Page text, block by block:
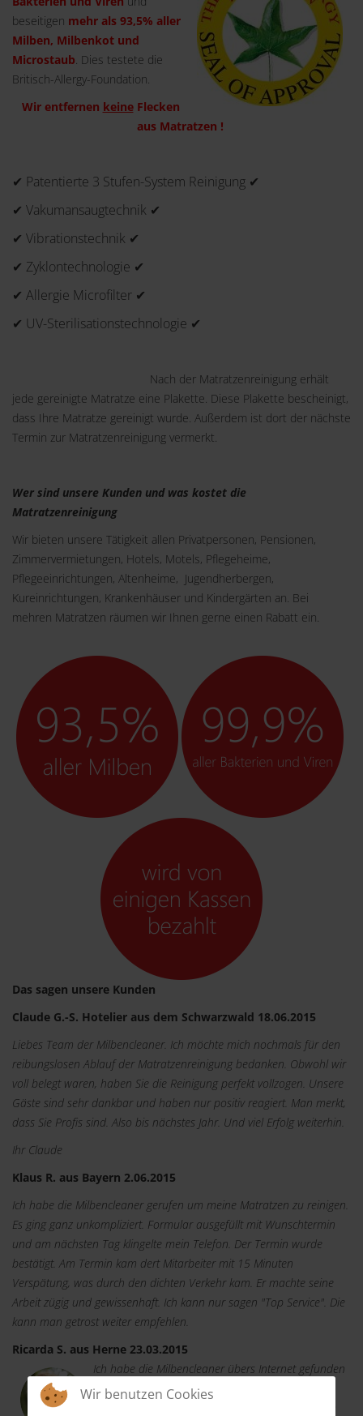
beseitigen mehr als 93,5% aller
Milben, Milbenkot und
Microstaub. Dies testete die
Britisch-Allergy-Foundation.
Wir entfernen keineFlecken
aus Matratzen !
✔ Patentierte 3 Stufen-System Reinigung ✔
✔ Vakumansaugtechnik ✔
✔ Vibrationstechnik ✔
✔ Zyklontechnologie ✔
✔ Allergie Microfilter ✔
✔ UV-Sterilisationstechnologie ✔
Nach der Matratzenreinigung erhält
jede gereinigte Matratze eine Plakette. Diese Plakette bescheinigt,
dass Ihre Matratze gereinigt wurde. Außerdem ist dort der nächste
Termin zur Matratzenreinigung vermerkt.
Wer sind unsere Kunden und was kostet die
Matratzenreinigung
Wir bieten unsere Tätigkeit allen Privatpersonen, Pensionen,
Zimmervermietungen, Hotels, Motels, Pflegeheime,
Pflegeeinrichtungen, Altenheime, Jugendherbergen,
Kureinrichtungen, Krankenhäuser und Kindergärten an. Bei
mehren Matratzen räumen wir Ihnen gerne einen Rabatt ein.
Das sagen unsere Kunden
Claude G.-S. Hotelier aus dem Schwarzwald 18.06.2015
Liebes Team der Milbencleaner. Ich möchte mich nochmals für den
reibungslosen Ablauf der Matratzenreinigung bedanken. Obwohl wir
voll belegt waren, haben Sie die Reinigung perfekt vollzogen. Unsere
Gäste sind sehr dankbar und haben nur positiv reagiert. Man merkt,
dass Sie Profis sind. Also bis nächstes Jahr. Und viel Erfolg weiterhin.
Ihr Claude
Klaus R. aus Bayern 2.06.2015
Ich habe die Milbencleaner gerufen um meine Matratzen zu reinigen.
Es ging ganz unkompliziert. Formular ausgefüllt mit Wunschtermin
und am nächsten Tag klingelte mein Telefon. Der Termin wurde
bestätigt. Am Termin kam dert Mitarbeiter mit 15 Minuten
Verspätung, was durch den dichten Verkehr kam. Er machte seine
Arbeit zügig und gewissenhaft. Ich kann nur sagen "Top Service". Die
kann man getrost weiter empfehlen.
Ricarda S. aus Herne 23.03.2015
Ich habe die Milbencleaner übers Internet gefunden
und dachte "Ich probiere es aus". Per Telefon
Wir benutzen Cookies